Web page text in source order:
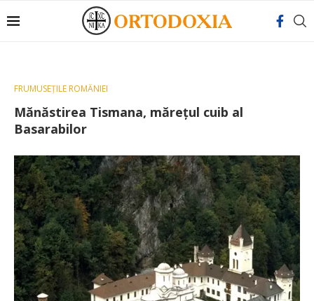
FRUMUSEȚILE ROMÂNIEI
Mănăstirea Tismana, mărețul cuib al
Basarabilor